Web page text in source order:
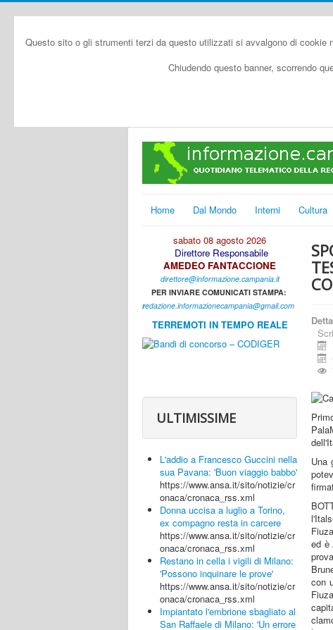
Questo sito o gli strumenti terzi da questo utilizzati si avvalgono di
Chiudendo questo banner, scorrendo
Home Dal Mondo Interni Cultura
sabato 08 agosto 2026
Direttore Responsabile
AMEDEO FANTACCIONE
direttore@informazione.campania.it
PER INVIARE COMUNICATI STAMPA:
redazione.informazionecampania@gmail.com
TERREMOTI IN TEMPO REALE
ULTIMISSIME
L'addio a Francesco Guccini nella
sua Pavana: 'Buon viaggio babbo'
https://www.ansa.it/sito/notizie/cr
onaca/cronaca_rss.xml
Donna uccisa a luglio a Torino,
ex compagno resta in carcere
https://www.ansa.it/sito/notizie/cr
onaca/cronaca_rss.xml
Restano in cella i vigili di Milano:
'Possono inquinare le prove'
https://www.ansa.it/sito/notizie/cr
onaca/cronaca_rss.xml
Impiantato l'embrione sbagliato al
San Raffaele di Milano: 'Un errore
Una
ed è
con